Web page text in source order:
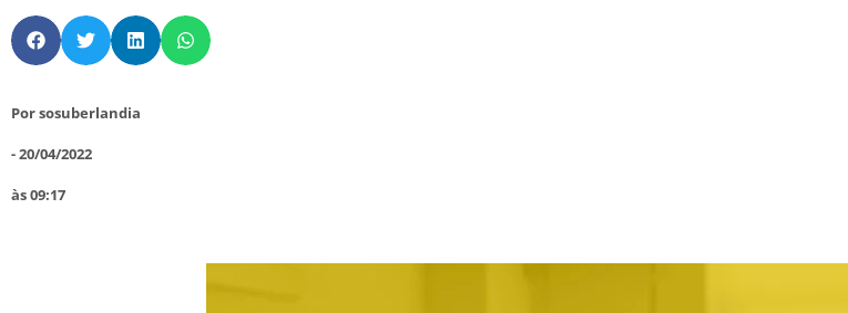
Porsosuberlandia
-20/04/2022
às09:17